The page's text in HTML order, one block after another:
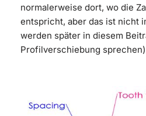
normalerweise dort, wo die
entspricht, aber das ist nicht
werden später in diesem
Profilverschiebung